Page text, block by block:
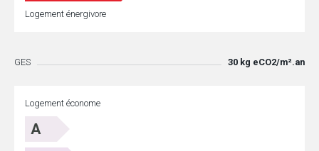
Logement énergivore
GES 30 kg eCO2/m².an
Logement économe
A